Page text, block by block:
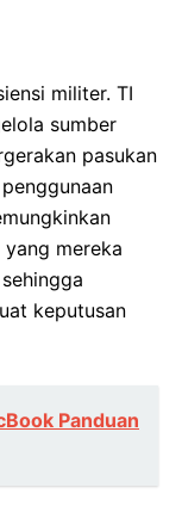
militer. TI
sumber
pasukan
mereka
keputusan
Panduan